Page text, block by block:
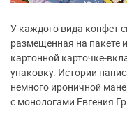
У каждого вида конфет
размещённая на пакете
картонной карточке-
упаковку. Истории
немного ироничной
с монологами Евгения